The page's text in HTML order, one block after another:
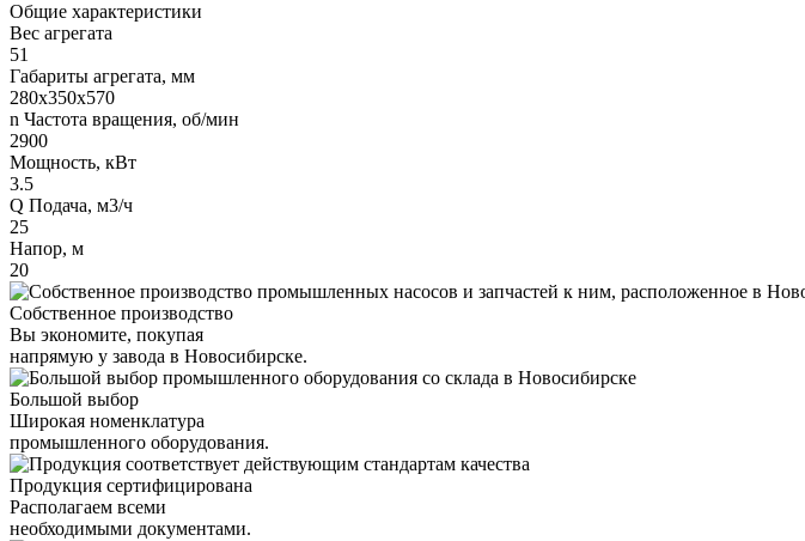
Общие характеристики
Вес агрегата
51
Габариты агрегата, мм
280х350х570
n Частота вращения, об/мин
2900
Мощность, кВт
3.5
Q Подача, м3/ч
25
Напор, м
20
Собственное производство
Вы экономите, покупая
напрямую у завода в Новосибирске.
Большой выбор
Широкая номенклатура
промышленного оборудования.
Продукция сертифицирована
Располагаем всеми
необходимыми документами.